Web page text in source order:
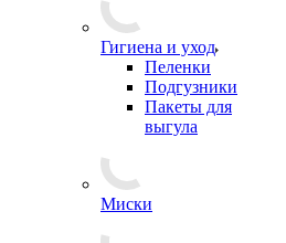
Гигиена и уход
Пеленки
Подгузники
Пакеты для
выгула
Миски